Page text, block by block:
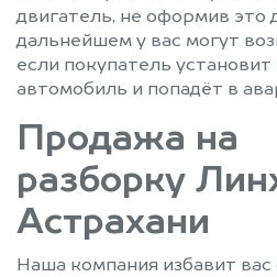
двигатель, не оформив это
дальнейшем у вас могут
если покупатель
автомобиль и попадёт в
Продажа на
разборку
Астрахани
Наша компания избавит вас